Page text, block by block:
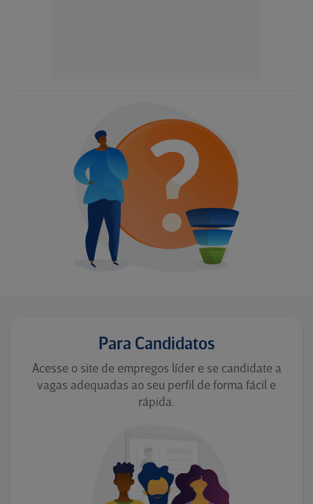
Para Candidatos
Acesse o site de empregos líder e se candidate a
vagas adequadas ao seu perfil de forma fácil e
rápida.